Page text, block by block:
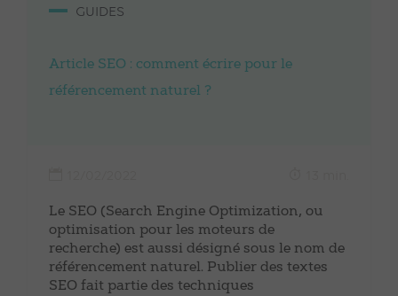
GUIDES
Article SEO : comment écrire pour le
référencement naturel ?
Le SEO (Search Engine Optimization, ou
optimisation pour les moteurs de
recherche) est aussi désigné sous le nom de
référencement naturel. Publier des textes
SEO fait partie des techniques